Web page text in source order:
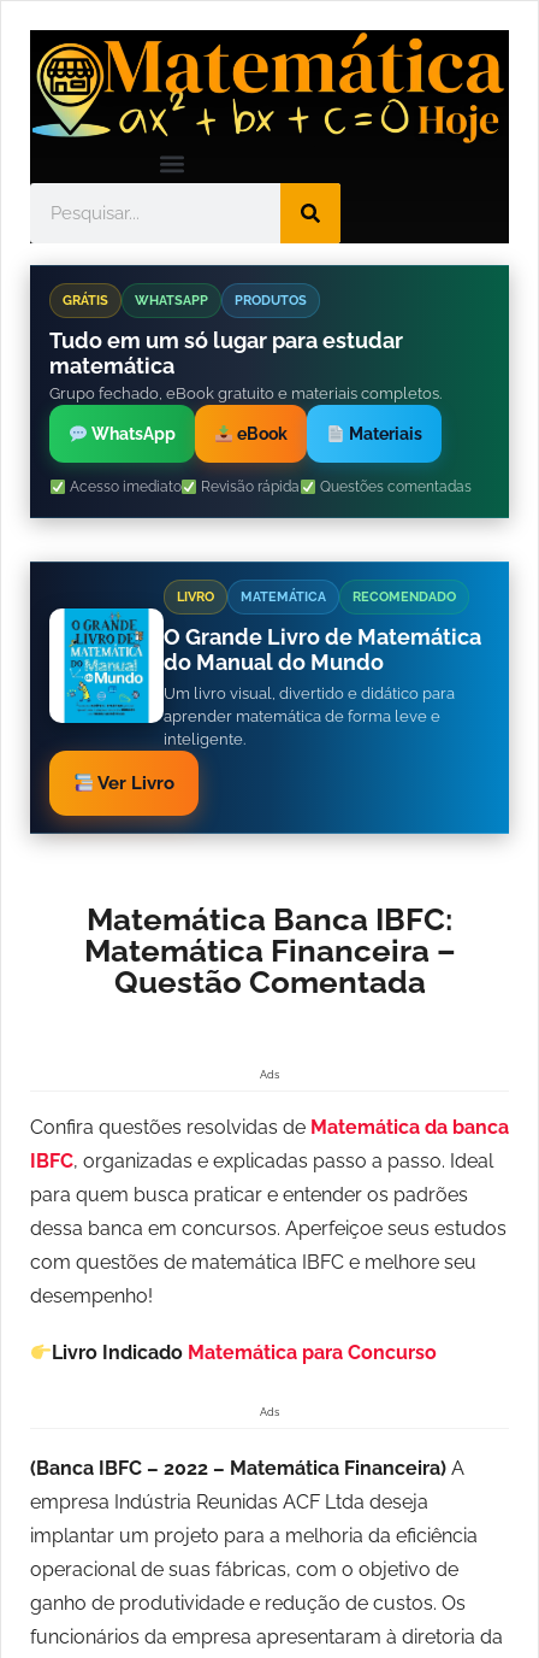
GRÁTIS WHATSAPP PRODUTOS
Tudo em um só lugar para estudar
matemática
Grupo fechado, eBook gratuito e materiais completos.
WhatsApp eBook Materiais
Acesso imediato Revisão rápida Questões comentadas
LIVRO MATEMÁTICA RECOMENDADO
O Grande Livro de Matemática
do Manual do Mundo
Um livro visual, divertido e didático para
aprender matemática de forma leve e
inteligente.
Ver Livro
Matemática Banca IBFC:
Matemática Financeira –
Questão Comentada
Ads
Confira questões resolvidas de Matemática da banca
IBFC, organizadas e explicadas passo a passo. Ideal
para quem busca praticar e entender os padrões
dessa banca em concursos. Aperfeiçoe seus estudos
com questões de matemática IBFC e melhore seu
desempenho!
Livro Indicado Matemática para Concurso
Ads
(Banca IBFC – 2022 – Matemática Financeira) A
empresa Indústria Reunidas ACF Ltda deseja
implantar um projeto para a melhoria da eficiência
operacional de suas fábricas, com o objetivo de
ganho de produtividade e redução de custos. Os
funcionários da empresa apresentaram à diretoria da